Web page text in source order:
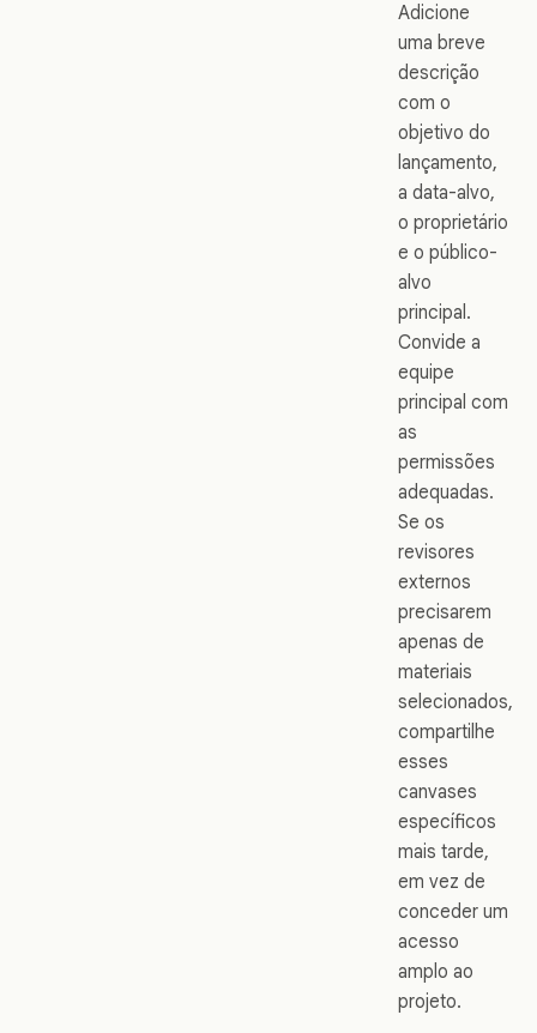
Adicione
uma breve
descrição
com o
objetivo do
lançamento,
a data-alvo,
o proprietário
e o público-
alvo
principal.
Convide a
equipe
principal com
as
permissões
adequadas.
Se os
revisores
externos
precisarem
apenas de
materiais
selecionados,
compartilhe
esses
canvases
específicos
mais tarde,
em vez de
conceder um
acesso
amplo ao
projeto.